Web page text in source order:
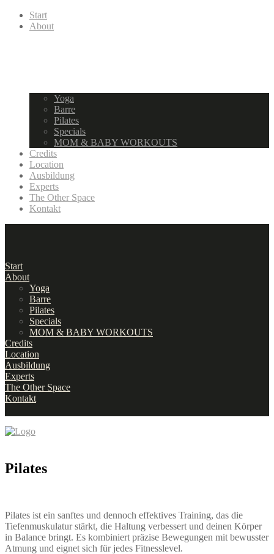
Start
About
Yoga
Barre
Pilates
Specials
MOM & BABY WORKOUTS
Credits
Location
Ausbildung
Experts
The Other Space
Kontakt
Start
About
Yoga
Barre
Pilates
Specials
MOM & BABY WORKOUTS
Credits
Location
Ausbildung
Experts
The Other Space
Kontakt
Pilates
Pilates ist ein sanftes und dennoch effektives Training, das die
Tiefenmuskulatur stärkt, die Haltung verbessert und deinen Körper
in Balance bringt. Es kombiniert präzise Bewegungen mit bewusster
Atmung und eignet sich für jedes Fitnesslevel.